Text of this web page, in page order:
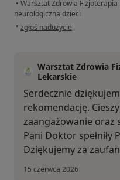
• Warsztat Zdrowia Fizjoterapia
neurologiczna dzieci
• w opinii użytkownika Dariusz
zgłoś nadużycie
Warsztat Zdrowia
Lekarskie
Serdecznie
rekomendację.
zaangażowanie oraz
Pani Doktor spełniły
Dziękujemy za
15 czerwca 2026